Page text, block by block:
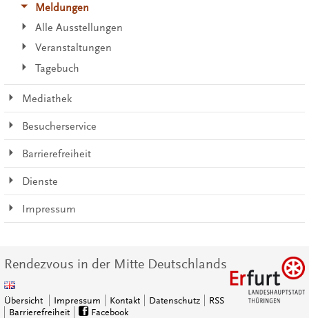
Meldungen
Alle Ausstellungen
Veranstaltungen
Tagebuch
Mediathek
Besucherservice
Barrierefreiheit
Dienste
Impressum
Rendezvous in der Mitte Deutschlands
Übersicht Impressum Kontakt Datenschutz
RSS
Barrierefreiheit
Facebook